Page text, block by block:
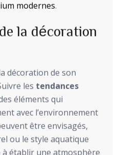
modernes.
la décoration
décoration de son
les tendances
éléments qui
avec l’environnement
être envisagés,
ou le style aquatique
établir une atmosphère